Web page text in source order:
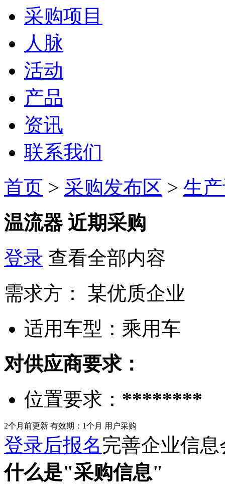
采购项目
人脉
活动
产品
资讯
联系我们
首页 > 采购发布区 > 生
温流器 近期采购
登录 查看全部内容
需求方：
某优质企业
适用车型： 乘用车
对供应商要求：
位置要求： ********
2个月前更新 有效期：1个月 用户采购
登录后报名完善企业信
什么是"采购信息"